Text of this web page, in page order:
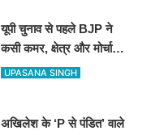
यूपी चुनाव से पहले BJP ने
कसी कमर, क्षेत्र और मोर्चा
प्रभारियों की नई जिम्मेदारियां
UPASANA SINGH
अखिलेश के ‘P से पंडित’ वाले